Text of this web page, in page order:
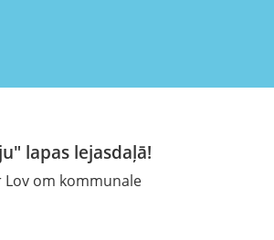
lapas lejasdaļā!
om kommunale